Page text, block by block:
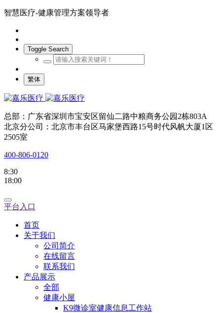
智慧医疗-健康管理方案领导者
Toggle Search
繁体
总部：广东省深圳市宝安区留仙二路中粮商务公园2栋803A
北京分公司：北京市丰台区马家堡西路15号时代风帆大厦1区
2505室
400-806-0120
8:30
18:00
平台入口
首页
关于我们
公司简介
在线留言
联系我们
产品展示
全部
健康小屋
K9微诊室健康信息工作站